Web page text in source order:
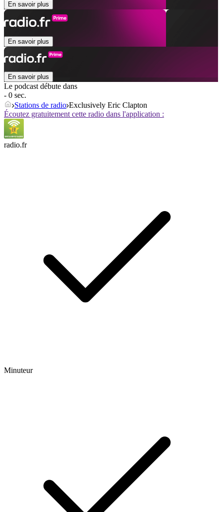
En savoir plus
En savoir plus
En savoir plus
Le podcast débute dans
- 0 sec.
Stations de radio Exclusively Eric Clapton
Écoutez gratuitement cette radio dans l'application :
radio.fr
Minuteur